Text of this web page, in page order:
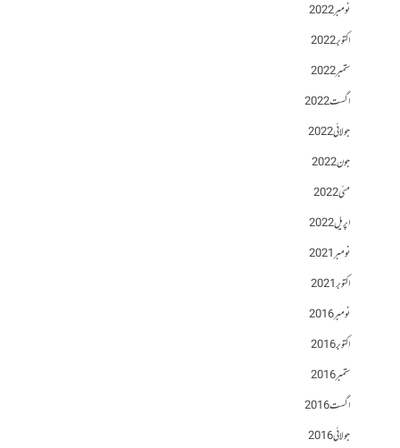
نومبر 2022
اکتوبر 2022
ستمبر 2022
اگست 2022
جولائی 2022
جون 2022
مئی 2022
اپریل 2022
نومبر 2021
اکتوبر 2021
نومبر 2016
اکتوبر 2016
ستمبر 2016
اگست 2016
جولائی 2016